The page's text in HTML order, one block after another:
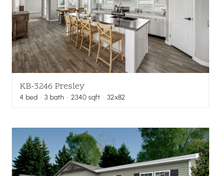
KB-3246 Presley
4 bed · 3 bath · 2340 sqft· 32x82